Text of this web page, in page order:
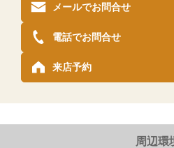
メールでお問合せ
来店予約
電話でお問合せ
周辺環